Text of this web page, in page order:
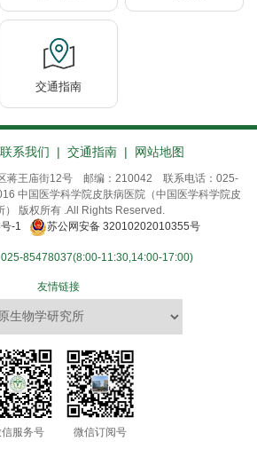
交通指南
联系我们 | 交通指南 | 网站地图
蒋王庙街12号 邮编：210042 联系电话：025-
中国医学科学院皮肤病医院（中国医学科学院皮
） 版权所有 .All Rights Reserved.
-1
苏公网安备 32010202010355号
025-85478037(8:00-11:30,14:00-17:00)
友情链接
服务号 微信订阅号